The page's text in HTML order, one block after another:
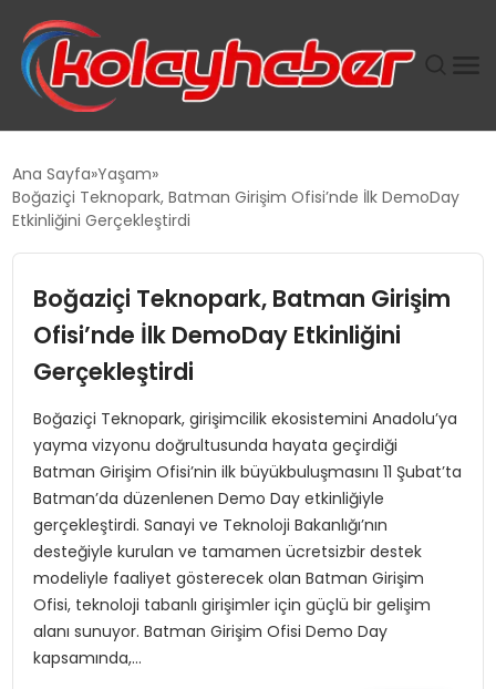
SUWEN’IN İSTIHDAM MODELI EKONOMIDE KADIN
TANYER YAPI ZEMIN MÜHENDISLIĞINDE HEDEF
BÜYÜTTÜ
TOROSLAR’DA PAZAR GERGİNLİĞİ!
Ana Sayfa Yaşam
Boğaziçi Teknopark, Batman Girişim Ofisi’nde İlk DemoDay
Etkinliğini Gerçekleştirdi
Boğaziçi Teknopark, Batman Girişim
Ofisi’nde İlk DemoDay Etkinliğini
Gerçekleştirdi
Boğaziçi Teknopark, girişimcilik ekosistemini Anadolu’ya
yayma vizyonu doğrultusunda hayata geçirdiği
Batman Girişim Ofisi’nin ilk büyükbuluşmasını 11 Şubat’ta
Batman’da düzenlenen Demo Day etkinliğiyle
gerçekleştirdi. Sanayi ve Teknoloji Bakanlığı’nın
desteğiyle kurulan ve tamamen ücretsizbir destek
modeliyle faaliyet gösterecek olan Batman Girişim
Ofisi, teknoloji tabanlı girişimler için güçlü bir gelişim
alanı sunuyor. Batman Girişim Ofisi Demo Day
kapsamında,…